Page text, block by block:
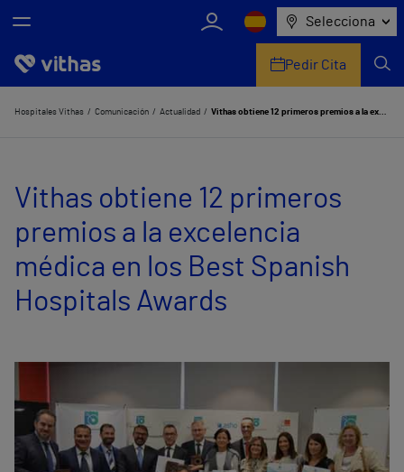
Selecciona
Nosotros
Servicios de salud
Equipo médico y asistencial
Pedir Cita
Hospitales Vithas Comunicación Actualidad Vithas obtiene 12 primeros premios a la excelencia médica en los Best Spanish Hospitals Awards
Vithas obtiene 12 primeros
premios a la excelencia
médica en los Best Spanish
Hospitals Awards